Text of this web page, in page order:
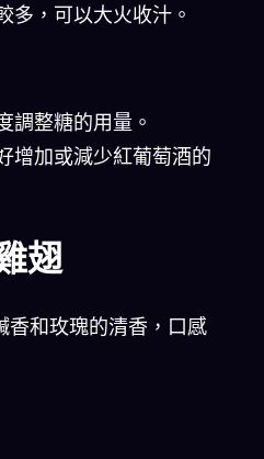
多，可以大火收汁。
調整糖的用量。
增加或減少紅葡萄酒的
翅
香和玫瑰的清香，口感